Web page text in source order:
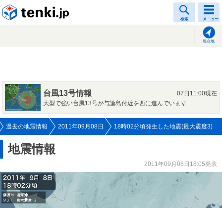
検索 メニュー
現在地
台風13号情報
07日11:00現在
大型で強い台風13号が与論島付近を西に進んでいます
過去の地震情報 2011年09月08日 18時02分頃発生した地震(最大震度3)
地震情報
2011年09月08日18:05発表